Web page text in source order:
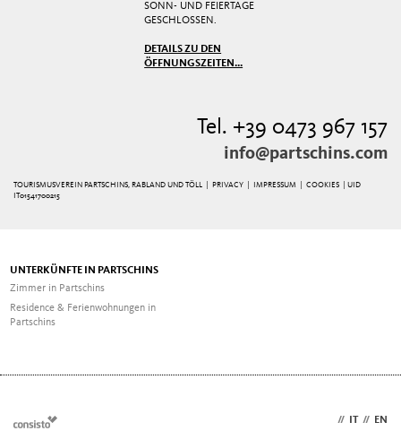
SONN- UND FEIERTAGE
GESCHLOSSEN.
DETAILS ZU DEN
ÖFFNUNGSZEITEN...
Tel. +39 0473 967 157
info@partschins.com
TOURISMUSVEREIN PARTSCHINS, RABLAND UND TÖLL | PRIVACY IMPRESSUM |COOKIES
| UID
IT01541700215
UNTERKÜNFTE IN PARTSCHINS
Zimmer in Partschins
Residence & Ferienwohnungen in
Partschins
// // EN